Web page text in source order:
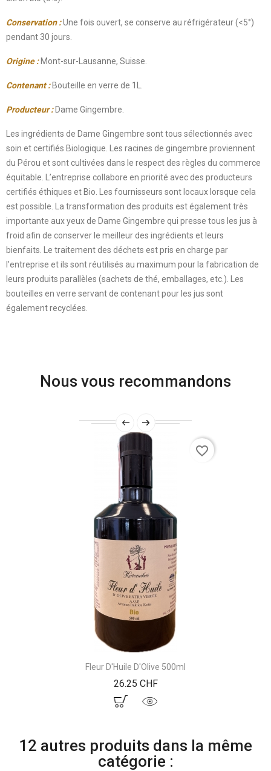
Conservation :Une fois ouvert, se conserve au réfrigérateur (<5°)
pendant 30 jours.
Origine :Mont-sur-Lausanne, Suisse.
Contenant :Bouteille en verre de 1L.
Producteur :Dame Gingembre.
Les ingrédients de Dame Gingembre sont tous sélectionnés avec
soin et certifiés Biologique. Les racines de gingembre proviennent
du Pérou et sont cultivées dans le respect des règles du commerce
équitable. L’entreprise collabore en priorité avec des producteurs
certifiés éthiques et Bio. Les fournisseurs sont locaux lorsque cela
est possible. La transformation des produits est également très
importante aux yeux de Dame Gingembre qui presse tous les jus à
froid afin de conserver le meilleur des ingrédients et leurs
bienfaits. Le traitement des déchets est pris en charge par
l’entreprise et ils sont réutilisés au maximum pour la fabrication de
leurs produits parallèles (sachets de thé, emballages, etc.). Les
bouteilles en verre servant de contenant pour les jus sont
également recyclées.
Nous vous recommandons
Fleur D'Huile D'Olive 500ml
26.25 CHFPrix
favorite_border
12 autres produits dans la même
catégorie :